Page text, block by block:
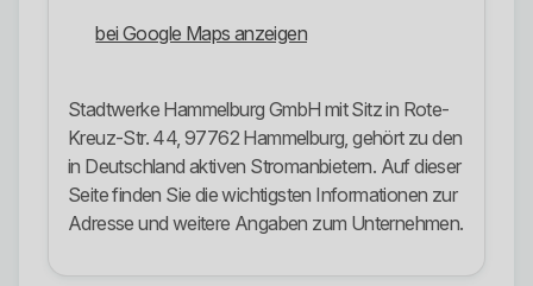
bei Google Maps anzeigen
Stadtwerke Hammelburg GmbH mit Sitz in Rote-
Kreuz-Str. 44, 97762 Hammelburg, gehört zu den
in Deutschland aktiven Stromanbietern. Auf dieser
Seite finden Sie die wichtigsten Informationen zur
Adresse und weitere Angaben zum Unternehmen.